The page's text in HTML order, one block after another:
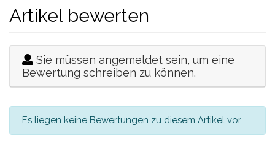
Artikel bewerten
Sie müssen angemeldet sein, um eine
Bewertung schreiben zu können.
Es liegen keine Bewertungen zu diesem Artikel vor.